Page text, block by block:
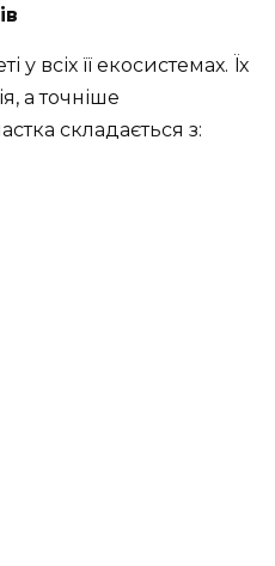
у всіх її екосистемах. Їх
а точніше
складається з: